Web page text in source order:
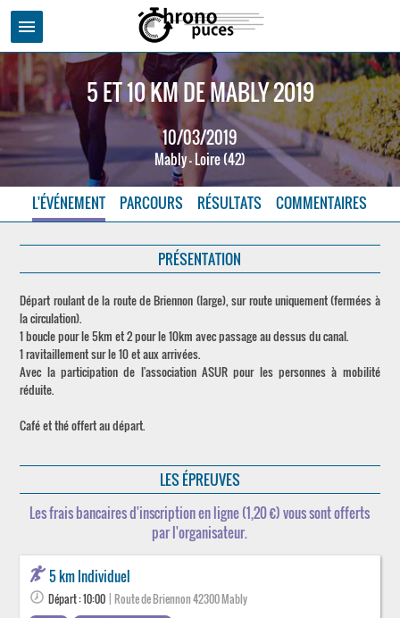
menu
5 ET 10 KM DE MABLY 2019
10/03/2019
Mably - Loire (42)
L'ÉVÉNEMENT PARCOURS RÉSULTATS COMMENTAIRES
PRÉSENTATION
Départ roulant de la route de Briennon (large), sur route uniquement (fermées à
la circulation).
1 boucle pour le 5km et 2 pour le 10km avec passage au dessus du canal.
1 ravitaillement sur le 10 et aux arrivées.
Avec la participation de l'association ASUR pour les personnes à mobilité
réduite.
Café et thé offert au départ.
LES ÉPREUVES
Les frais bancaires d'inscription en ligne (1,20 €) vous sont offerts
par l'organisateur.
5 km Individuel
Départ : 10:00 | Route de Briennon 42300 Mably